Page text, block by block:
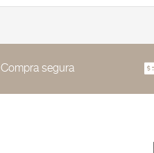
Compra segura